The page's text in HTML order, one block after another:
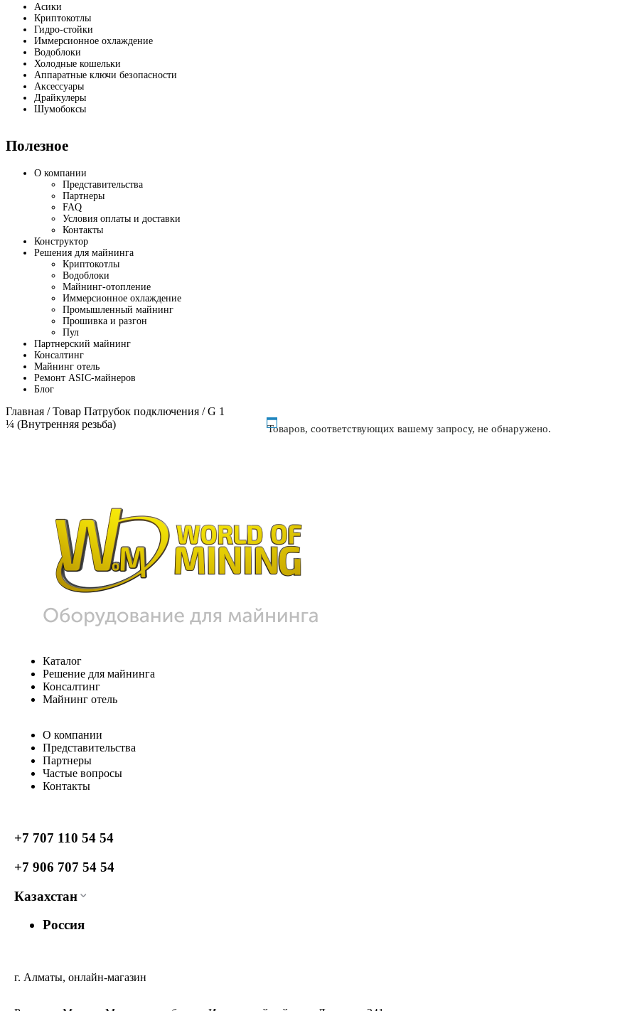
Асики
Криптокотлы
Гидро-стойки
Иммерсионное охлаждение
Водоблоки
Холодные кошельки
Аппаратные ключи безопасности
Аксессуары
Драйкулеры
Шумобоксы
Полезное
О компании
Представительства
Партнеры
FAQ
Условия оплаты и доставки
Контакты
Конструктор
Решения для майнинга
Криптокотлы
Водоблоки
Майнинг-отопление
Иммерсионное охлаждение
Промышленный майнинг
Прошивка и разгон
Пул
Партнерский майнинг
Консалтинг
Майнинг отель
Ремонт ASIC-майнеров
Блог
Главная / Товар Патрубок подключения / G 1
¼ (Внутренняя резьба)
Товаров, соответствующих вашему запросу, не обнаружено.
Каталог
Решение для майнинга
Консалтинг
Майнинг отель
О компании
Представительства
Партнеры
Частые вопросы
Контакты
+7 707 110 54 54
+7 906 707 54 54
Казахстан
Россия
г. Алматы, онлайн-магазин